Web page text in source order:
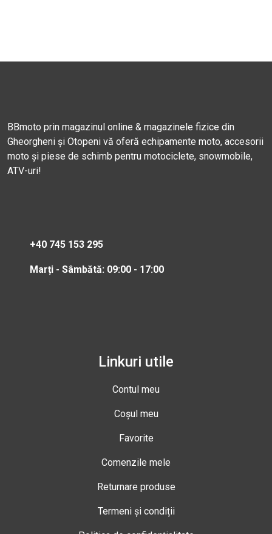
BBmoto prin magazinul online & magazinele fizice din
Gheorgheni și Otopeni vă oferă echipamente moto, accesorii
moto și piese de schimb pentru motociclete, snowmobile,
ATV-uri!
+40 745 153 295
Marți - Sâmbătă: 09:00 - 17:00
Linkuri utile
Contul meu
Coșul meu
Favorite
Comenzile mele
Returnare produse
Termeni și condiții